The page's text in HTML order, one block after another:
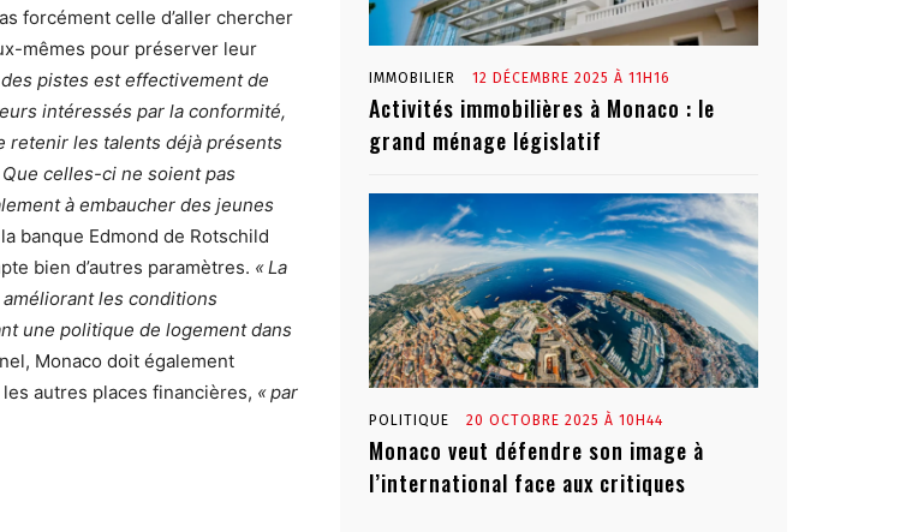
forcément celle d’aller chercher
mêmes pour préserver leur
des pistes est effectivement de
intéressés par la conformité,
retenir les talents déjà présents
celles-ci ne soient pas
à embaucher des jeunes
banque Edmond de Rotschild
bien d’autres paramètres. « La
les conditions
une politique de logement dans
Monaco doit également
autres places financières, « par
IMMOBILIER 12 DÉCEMBRE 2025 À 11H16
Activités immobilières à Monaco : le
grand ménage législatif
POLITIQUE 20 OCTOBRE 2025 À 10H44
Monaco veut défendre son image à
l’international face aux critiques